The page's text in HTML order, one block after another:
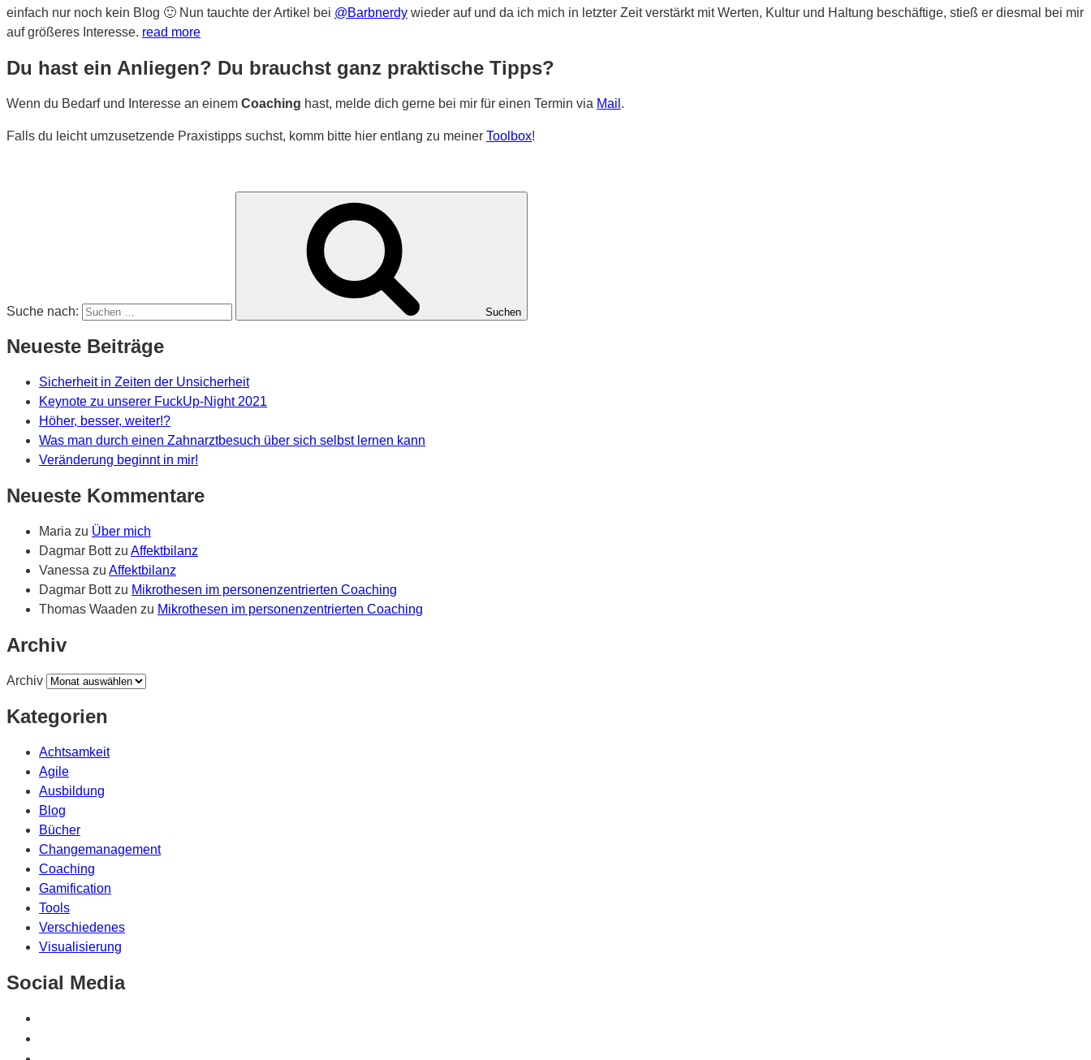
einfach nur noch kein Blog 🙂 Nun tauchte der Artikel bei @Barbnerdy wieder auf und da ich mich in letzter Zeit verstärkt mit Werten, Kultur und Haltung beschäftige, stieß er diesmal bei mir
auf größeres Interesse. read more
Du hast ein Anliegen? Du brauchst ganz praktische Tipps?
Wenn du Bedarf und Interesse an einem Coaching hast, melde dich gerne bei mir für einen Termin via Mail .
Falls du leicht umzusetzende Praxistipps suchst, komm bitte hier entlang zu meiner Toolbox!
Suche nach: Suchen
Neueste Beiträge
Sicherheit in Zeiten der Unsicherheit
Keynote zu unserer FuckUp-Night 2021
Höher, besser, weiter!?
Was man durch einen Zahnarztbesuch über sich selbst lernen kann
Veränderung beginnt in mir!
Neueste Kommentare
Maria zu Über mich
Dagmar Bottzu Affektbilanz
Vanessa zu Affektbilanz
Dagmar Bottzu Mikrothesen im personenzentrierten Coaching
Thomas Waaden zu Mikrothesen im personenzentrierten Coaching
Archiv
Archiv
Kategorien
Achtsamkeit
Agile
Ausbildung
Blog
Bücher
Changemanagement
Coaching
Gamification
Tools
Verschiedenes
Visualisierung
Social Media